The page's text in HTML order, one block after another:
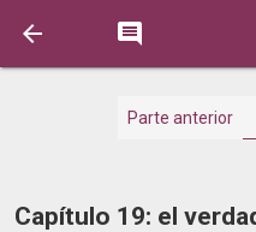
 
Parte anterior
Capítulo 19: el